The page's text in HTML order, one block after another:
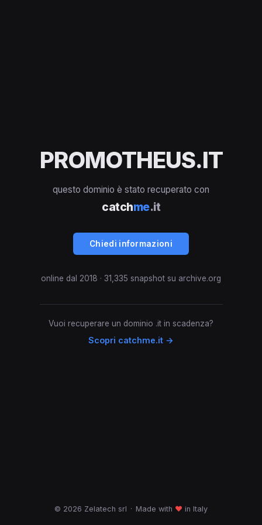
PROMOTHEUS.IT
questo dominio è stato recuperato con
catchme.it
Chiedi informazioni
online dal 2018 · 31,335 snapshot su archive.org
Vuoi recuperare un dominio .it in scadenza?
Scopri catchme.it →
© 2026 Zelatech srl · Made with ♥ in Italy